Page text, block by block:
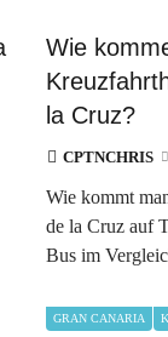
Wie
la Cruz?
CPTNCHRIS
Wie kommt
de la Cruz auf
Bus im
GRAN CANARIA